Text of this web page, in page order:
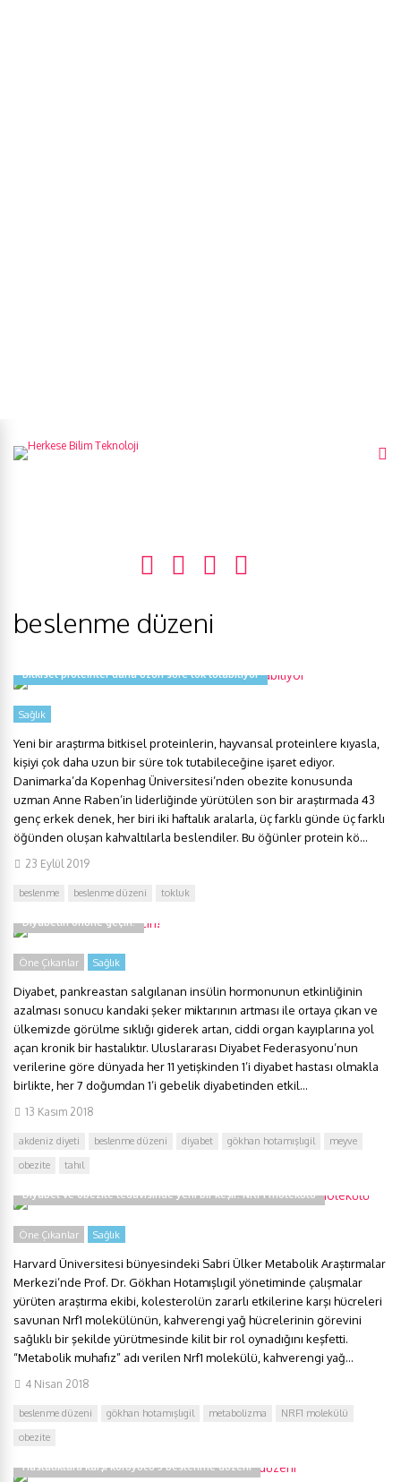
beslenme düzeni
Bitkisel proteinler daha uzun süre tok tutabiliyor
Sağlık
Yeni bir araştırma bitkisel proteinlerin, hayvansal proteinlere kıyasla,
kişiyi çok daha uzun bir süre tok tutabileceğine işaret ediyor.
Danimarka’da Kopenhag Üniversitesi’nden obezite konusunda
uzman Anne Raben’in liderliğinde yürütülen son bir araştırmada 43
genç erkek denek, her biri iki haftalık aralarla, üç farklı günde üç farklı
öğünden oluşan kahvaltılarla beslendiler. Bu öğünler protein kö...
23 Eylül 2019
beslenme beslenme düzeni tokluk
Diyabetin önüne geçin!
Öne Çıkanlar Sağlık
Diyabet, pankreastan salgılanan insülin hormonunun etkinliğinin
azalması sonucu kandaki şeker miktarının artması ile ortaya çıkan ve
ülkemizde görülme sıklığı giderek artan, ciddi organ kayıplarına yol
açan kronik bir hastalıktır. Uluslararası Diyabet Federasyonu’nun
verilerine göre dünyada her 11 yetişkinden 1’i diyabet hastası olmakla
birlikte, her 7 doğumdan 1’i gebelik diyabetinden etkil...
13 Kasım 2018
akdeniz diyeti beslenme düzeni diyabet gökhan hotamışlıgil
meyve
obezite
tahıl
Diyabet ve obezite tedavisinde yeni bir keşif: NRF1 molekülü
Öne Çıkanlar Sağlık
Harvard Üniversitesi bünyesindeki Sabri Ülker Metabolik Araştırmalar
Merkezi’nde Prof. Dr. Gökhan Hotamışlıgil yönetiminde çalışmalar
yürüten araştırma ekibi, kolesterolün zararlı etkilerine karşı hücreleri
savunan Nrf1 molekülünün, kahverengi yağ hücrelerinin görevini
sağlıklı bir şekilde yürütmesinde kilit bir rol oynadığını keşfetti.
“Metabolik muhafız” adı verilen Nrf1 molekülü, kahverengi yağ...
4 Nisan 2018
beslenme düzeni gökhan hotamışlıgil metabolizma
NRF1 molekülü
obezite
Hastalıklara karşı koruyucu 5 beslenme düzeni